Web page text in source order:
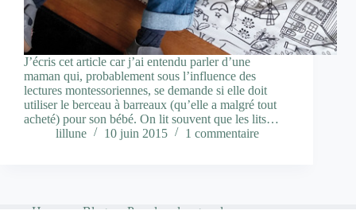
J’écris cet article car j’ai entendu parler d’une
maman qui, probablement sous l’influence des
lectures montessoriennes, se demande si elle doit
utiliser le berceau à barreaux (qu’elle a malgré tout
acheté) pour son bébé. On lit souvent que les lits…
lillune
10 juin 2015 1 commentaire
Home Blog
Pour les plus grands…